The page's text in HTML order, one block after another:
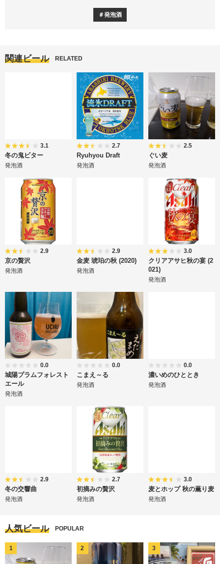
発泡酒
関連ビール RELATED
3.1
冬の鬼ビター
発泡酒
2.7
Ryuhyou Draft
発泡酒
2.5
ぐい麦
発泡酒
2.9
京の贅沢
発泡酒
2.9
金麦 琥珀の秋 (2020)
発泡酒
3.0
クリアアサヒ秋の宴 (2
021)
発泡酒
0.0
城陽プラムフォレスト
エール
発泡酒
0.0
こまえ～る
発泡酒
0.0
濃いめのひととき
発泡酒
2.9
冬の交響曲
発泡酒
2.7
初摘みの贅沢
発泡酒
3.0
麦とホップ 秋の薫り麦
発泡酒
人気ビール POPULAR